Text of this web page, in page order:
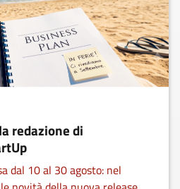
redazione di
dal 10 al 30 agosto: nel